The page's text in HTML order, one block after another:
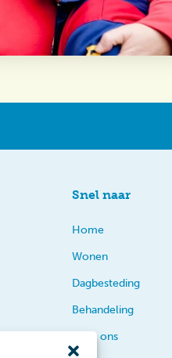
Snel naar
Home
Wonen
Dagbesteding
Behandeling
Over ons